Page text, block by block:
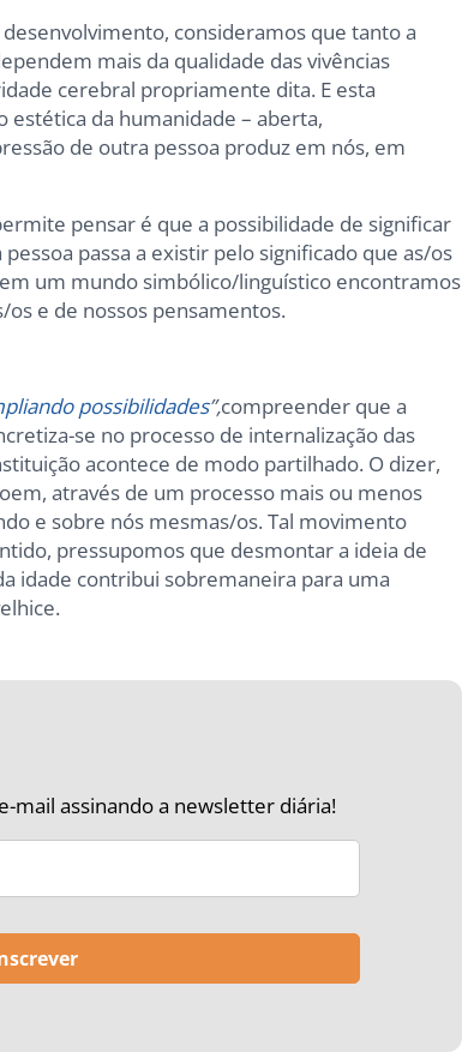
consideramos que tanto a
mais da qualidade das vivências
cerebral propriamente dita. E esta
estética da humanidade – aberta,
de outra pessoa produz em nós, em
pensar é que a possibilidade de significar
passa a existir pelo significado que as/os
um mundo simbólico/linguístico encontramos
e de nossos pensamentos.
possibilidades”,compreender que a
se no processo de internalização das
acontece de modo partilhado. O dizer,
através de um processo mais ou menos
e sobre nós mesmas/os. Tal movimento
pressupomos que desmontar a ideia de
idade contribui sobremaneira para uma
mail assinando a newsletter diária!